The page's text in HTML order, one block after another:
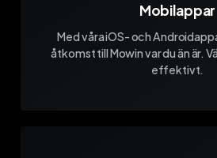
Mobilappar
Med våra iOS- och
åtkomst till Mowin var du än är.
effektivt.